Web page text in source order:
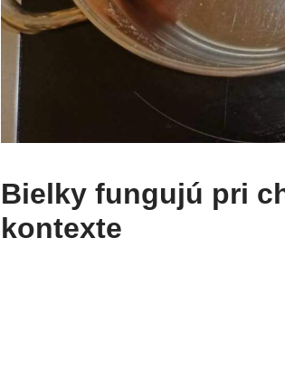
Bielky fungujú pri
kontexte